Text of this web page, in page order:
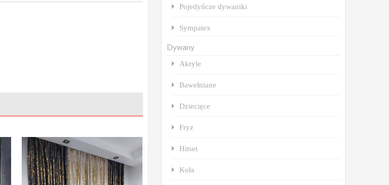
Pojedyńcze dywaniki
Sympatex
Dywany
Akryle
Bawełniane
Dziecięce
Fryz
Hitset
Koła